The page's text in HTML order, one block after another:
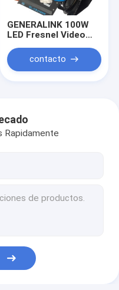
GENERALINK 100W
LED Fresnel Video
Fresnel de
tungstênio com jugo
contacto
Rapidamente